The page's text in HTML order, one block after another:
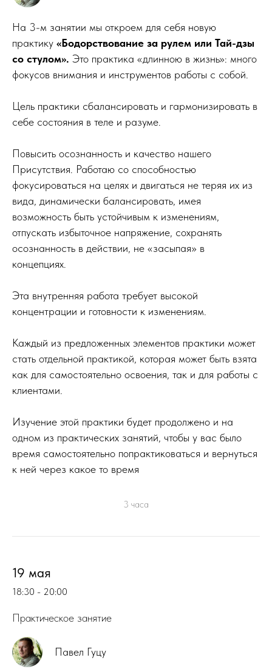
На 3-м занятии мы откроем для себя новую
практику «Бодорствование за рулем или Тай-дзы
со стулом». Это практика «длинною в жизнь»: много
фокусов внимания и инструментов работы с собой.
Цель практики сбалансировать и гармонизировать в
себе состояния в теле и разуме.
Повысить осознанность и качество нашего
Присутствия. Работаю со способностью
фокусироваться на целях и двигаться не теряя их из
вида, динамически балансировать, имея
возможность быть устойчивым к изменениям,
отпускать избыточное напряжение, сохранять
осознанность в действии, не «засыпая» в
концепциях.
Эта внутренняя работа требует высокой
концентрации и готовности к изменениям.
Каждый из предложенных элементов практики может
стать отдельной практикой, которая может быть взята
как для самостоятельно освоения, так и для работы с
клиентами.
Изучение этой практики будет продолжено и на
одном из практических занятий, чтобы у вас было
время самостоятельно попрактиковаться и вернуться
к ней через какое то время
3 часа
19 мая
18:30 - 20:00
Практическое занятие
Павел Гуцу